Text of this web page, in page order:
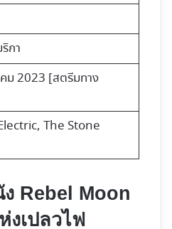
กา
ม 2023 [สตรีมทาง
The Stone
Rebel Moon
เปลวไฟ